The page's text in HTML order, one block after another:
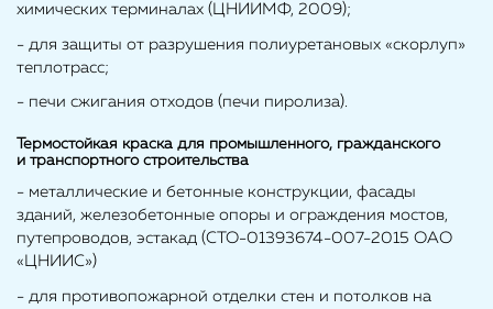
химических терминалах (ЦНИИМФ, 2009);
- для защиты от разрушения полиуретановых «скорлуп»
теплотрасс;
- печи сжигания отходов (печи пиролиза).
Термостойкая краска для промышленного, гражданского
и транспортного строительства
- металлические и бетонные конструкции, фасады
зданий, железобетонные опоры и ограждения мостов,
путепроводов, эстакад (СТО-01393674-007-2015 ОАО
«ЦНИИС»)
- для противопожарной отделки стен и потолков на